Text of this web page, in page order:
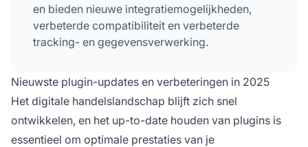
en bieden nieuwe integratiemogelijkheden,
verbeterde compatibiliteit en verbeterde
tracking- en gegevensverwerking.
Nieuwste plugin-updates en verbeteringen in 2025
Het digitale handelslandschap blijft zich snel
ontwikkelen, en het up-to-date houden van plugins is
essentieel om optimale prestaties van je